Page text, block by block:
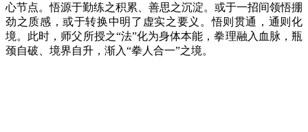
心节点。悟源于勤练之积累、善思之沉淀。或于一招间领悟掤
劲之质感，或于转换中明了虚实之要义。悟则贯通，通则化
境。此时，师父所授之“法”化为身体本能，拳理融入血脉，瓶
颈自破、境界自升，渐入“拳人合一”之境。